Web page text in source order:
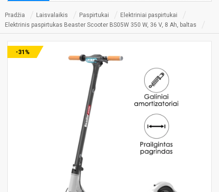
Pradžia Laisvalaikis Paspirtukai
Elektriniai paspirtukai
Elektrinis paspirtukas Beaster Scooter BS05W 350 W, 36 V, 8 Ah, baltas
-31%